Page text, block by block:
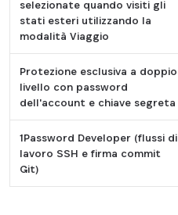
selezionate quando visiti gli
stati esteri utilizzando la
modalità Viaggio
Protezione esclusiva a doppio
livello con password
dell'account e chiave segreta
1Password Developer (flussi di
lavoro SSH e firma commit
Git)